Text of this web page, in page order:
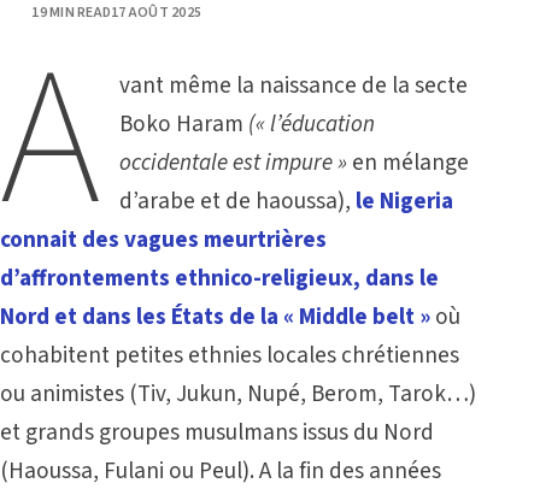
19 MIN READPUBLISHED
17 AOÛT 2025
A
vant même la naissance de la secte
Boko Haram (« l’éducation
occidentale est impure »en mélange
d’arabe et de haoussa), le Nigeria
connait des vagues meurtrières
d’affrontements ethnico-religieux, dans le
Nord et dans les États de la « Middle belt »où
cohabitent petites ethnies locales chrétiennes
ou animistes (Tiv, Jukun, Nupé, Berom, Tarok…)
et grands groupes musulmans issus du Nord
(Haoussa, Fulani ou Peul). A la fin des années